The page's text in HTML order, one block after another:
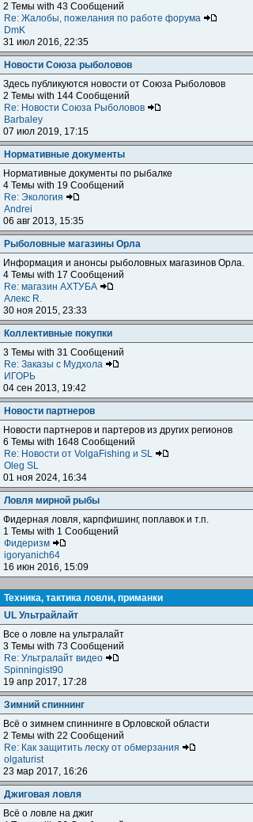
2 Темы with 43 Сообщений
Re: Жалобы, пожелания по работе форума
DmK
31 июл 2016, 22:35
Новости Союза рыболовов
Здесь публикуются новости от Союза Рыболовов
2 Темы with 144 Сообщений
Re: Новости Союза Рыболовов
Barbaley
07 июл 2019, 17:15
Нормативные документы
Нормативные документы по рыбалке
4 Темы with 19 Сообщений
Re: Экология
Andrei
06 авг 2013, 15:35
Рыболовные магазины Орла
Информация и анонсы рыболовных магазинов Орла.
4 Темы with 17 Сообщений
Re: магазин АХТУБА
Алекс R.
30 ноя 2015, 23:33
Коллективные покупки
3 Темы with 31 Сообщений
Re: Заказы с Мудхола
ИГОРЬ
04 сен 2013, 19:42
Новости партнеров
Новости партнеров и партеров из других регионов
6 Темы with 1648 Сообщений
Re: Новости от VolgaFishing и SL
Oleg SL
01 ноя 2024, 16:34
Ловля мирной рыбы
Фидерная ловля, карпфишинг, поплавок и т.п.
1 Темы with 1 Сообщений
Фидеризм
igoryanich64
16 июн 2016, 15:09
Техника, тактика ловли, приманки
UL Ультрайлайт
Все о ловле на ультралайт
3 Темы with 73 Сообщений
Re: Ультралайт видео
Spinningist90
19 апр 2017, 17:28
Зимний спиннинг
Всё о зимнем спиннинге в Орловской области
2 Темы with 22 Сообщений
Re: Как защитить леску от обмерзания
olgaturist
23 мар 2017, 16:26
Джиговая ловля
Всё о ловле на джиг